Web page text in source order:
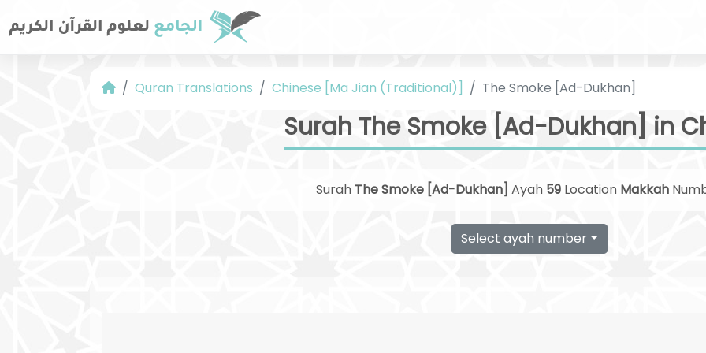
Quran Translations Chinese [Ma Jian (Traditional)] The Smoke [Ad-Dukhan]
Surah The Smoke [Ad-Dukhan] in
Surah The Smoke [Ad-Dukhan] Ayah 59 Location Makkah
Select ayah number